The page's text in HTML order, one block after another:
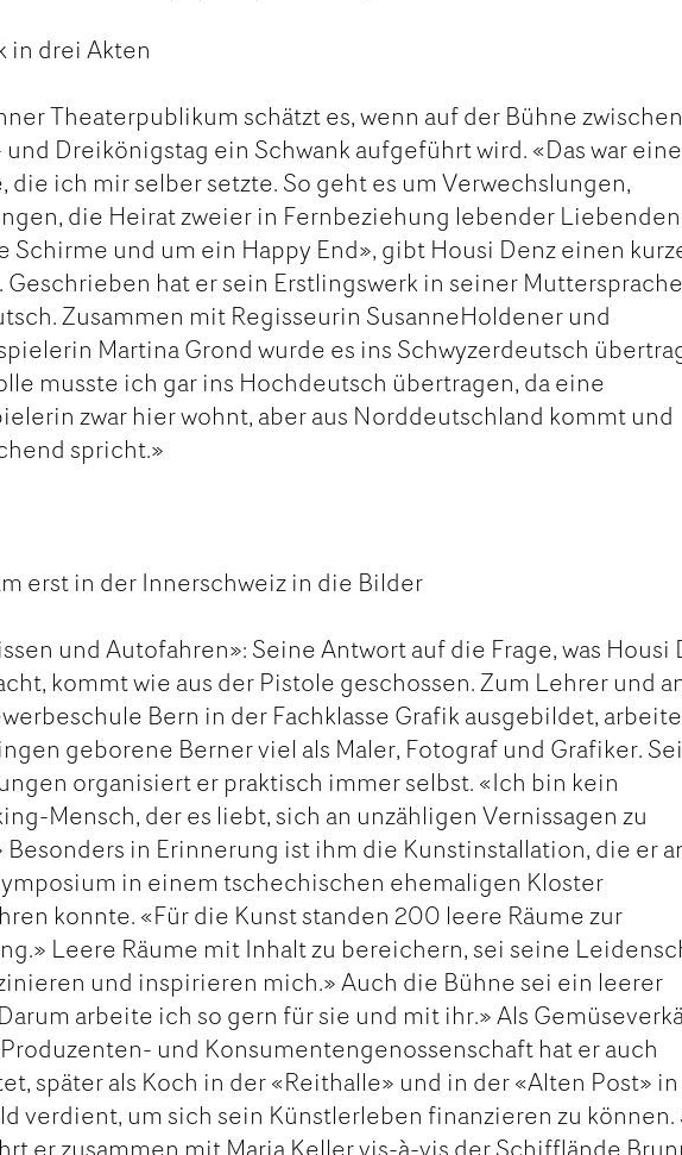
in drei Akten
Theaterpublikum schätzt es, wenn auf der Bühne zwischen
und Dreikönigstag ein Schwank aufgeführt wird. «Das war eine
die ich mir selber setzte. So geht es um Verwechslungen,
die Heirat zweier in Fernbeziehung lebender
Schirme und um ein Happy End», gibt Housi Denz einen
Geschrieben hat er sein Erstlingswerk in seiner Muttersprache
Zusammen mit Regisseurin SusanneHoldener und
Martina Grond wurde es ins Schwyzerdeutsch
musste ich gar ins Hochdeutsch übertragen, da eine
zwar hier wohnt, aber aus Norddeutschland kommt und
spricht.»
erst in der Innerschweiz in die Bilder
und Autofahren»: Seine Antwort auf die Frage, was Housi
kommt wie aus der Pistole geschossen. Zum Lehrer und
Bern in der Fachklasse Grafik ausgebildet,
geborene Berner viel als Maler, Fotograf und Grafiker.
organisiert er praktisch immer selbst. «Ich bin kein
Mensch, der es liebt, sich an unzähligen Vernissagen zu
Besonders in Erinnerung ist ihm die Kunstinstallation, die er
in einem tschechischen ehemaligen Kloster
konnte. «Für die Kunst standen 200 leere Räume zur
Leere Räume mit Inhalt zu bereichern, sei seine
und inspirieren mich.» Auch die Bühne sei ein leerer
arbeite ich so gern für sie und mit ihr.» Als
und Konsumentengenossenschaft hat er auch
später als Koch in der «Reithalle» und in der «Alten Post» in
verdient, um sich sein Künstlerleben finanzieren zu können.
er zusammen mit Maria Keller vis-à-vis der Schifflände